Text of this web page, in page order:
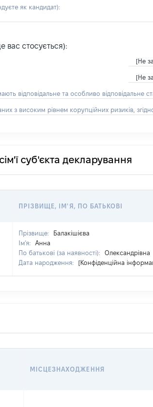
як кандидат):
вас стосується):
[Не
[Не
відповідальне та особливо відповідальне
з високим рівнем корупційних ризиків,
суб'єкта декларування
ПРІЗВИЩЕ, ІМ'Я, ПО БАТЬКОВІ
Прізвище:
Балакішієва
Ім'я:
Анна
По батькові (за наявності):
Олександрівна
Дата народження:
[Конфіденційна
МІСЦЕЗНАХОДЖЕННЯ